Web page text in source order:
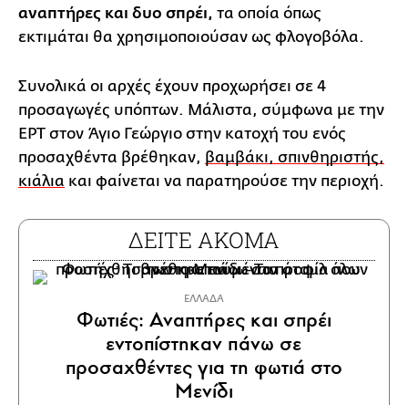
αναπτήρες και δυο σπρέι, τα οποία όπως
εκτιμάται θα χρησιμοποιούσαν ως φλογοβόλα.
Συνολικά οι αρχές έχουν προχωρήσει σε 4
προσαγωγές υπόπτων. Μάλιστα, σύμφωνα με την
ΕΡΤ στον Άγιο Γεώργιο στην κατοχή του ενός
προσαχθέντα βρέθηκαν, βαμβάκι, σπινθηριστής,
κιάλια και φαίνεται να παρατηρούσε την περιοχή.
ΔΕΙΤΕ ΑΚΟΜΑ
ΕΛΛΑΔΑ
Φωτιές: Αναπτήρες και σπρέι
εντοπίστηκαν πάνω σε
προσαχθέντες για τη φωτιά στο
Μενίδι